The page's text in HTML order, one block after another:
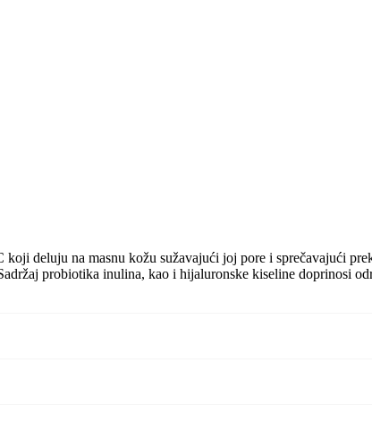
deluju na masnu kožu sužavajući joj pore i sprečavajući
probiotika inulina, kao i hijaluronske kiseline doprinosi